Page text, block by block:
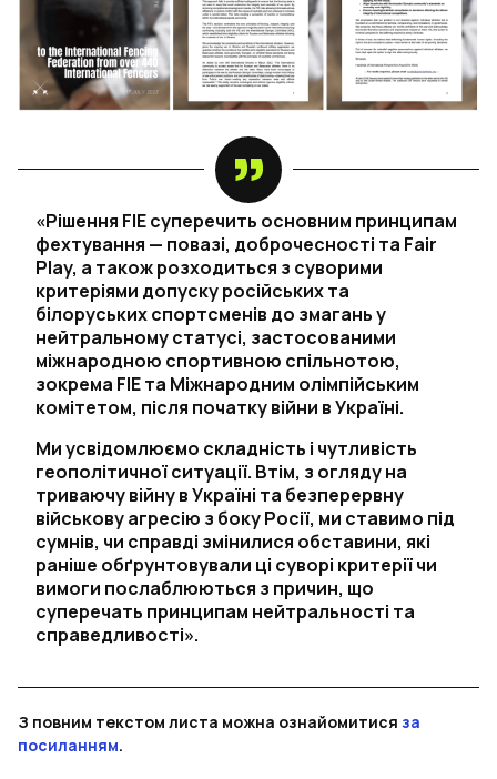
«Рішення FIE суперечить основним принципам
фехтування — повазі, доброчесності та Fair
Play, а також розходиться з суворими
критеріями допуску російських та
білоруських спортсменів до змагань у
нейтральному статусі, застосованими
міжнародною спортивною спільнотою,
зокрема FIE та Міжнародним олімпійським
комітетом, після початку війни в Україні.
Ми усвідомлюємо складність і чутливість
геополітичної ситуації. Втім, з огляду на
триваючу війну в Україні та безперервну
військову агресію з боку Росії, ми ставимо під
сумнів, чи справді змінилися обставини, які
раніше обґрунтовували ці суворі критерії чи
вимоги послаблюються з причин, що
суперечать принципам нейтральності та
справедливості».
З повним текстом листа можна ознайомитися за
посиланням.